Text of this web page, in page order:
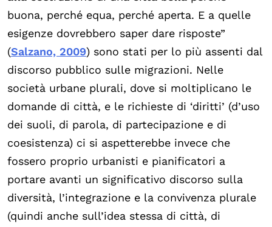
buona, perché equa, perché aperta. E a quelle
esigenze dovrebbero saper dare risposte”
(Salzano, 2009) sono stati per lo più assenti dal
discorso pubblico sulle migrazioni. Nelle
società urbane plurali, dove si moltiplicano le
domande di città, e le richieste di ‘diritti’ (d’uso
dei suoli, di parola, di partecipazione e di
coesistenza) ci si aspetterebbe invece che
fossero proprio urbanisti e pianificatori a
portare avanti un significativo discorso sulla
diversità, l’integrazione e la convivenza plurale
(quindi anche sull’idea stessa di città, di